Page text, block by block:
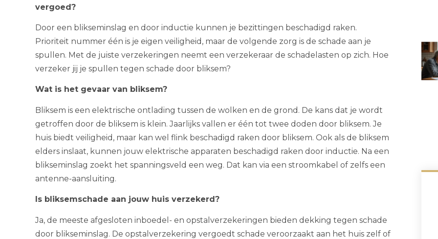
vergoed?
Door een blikseminslag en door inductie kunnen je bezittingen beschadigd raken.
Prioriteit nummer één is je eigen veiligheid, maar de volgende zorg is de schade aan je
spullen. Met de juiste verzekeringen neemt een verzekeraar de schadelasten op zich. Hoe
verzeker jij je spullen tegen schade door bliksem?
Wat is het gevaar van bliksem?
Bliksem is een elektrische ontlading tussen de wolken en de grond. De kans dat je wordt
getroffen door de bliksem is klein. Jaarlijks vallen er één tot twee doden door bliksem. Je
huis biedt veiligheid, maar kan wel flink beschadigd raken door bliksem. Ook als de bliksem
elders inslaat, kunnen jouw elektrische apparaten beschadigd raken door inductie. Na een
blikseminslag zoekt het spanningsveld een weg. Dat kan via een stroomkabel of zelfs een
antenne-aansluiting.
Is bliksemschade aan jouw huis verzekerd?
Ja, de meeste afgesloten inboedel- en opstalverzekeringen bieden dekking tegen schade
door blikseminslag. De opstalverzekering vergoedt schade veroorzaakt aan het huis zelf of